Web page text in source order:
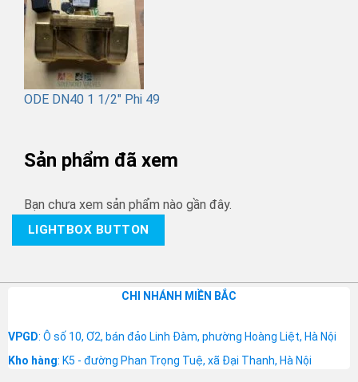
ODE DN40 1 1/2" Phi 49
Sản phẩm đã xem
Bạn chưa xem sản phẩm nào gần đây.
LIGHTBOX BUTTON
CHI NHÁNH MIỀN BẮC
VPGD: Ô số 10, Ơ2, bán đảo Linh Đàm, phường Hoàng Liệt, Hà Nội
Kho hàng: K5 - đường Phan Trọng Tuệ, xã Đại Thanh, Hà Nội